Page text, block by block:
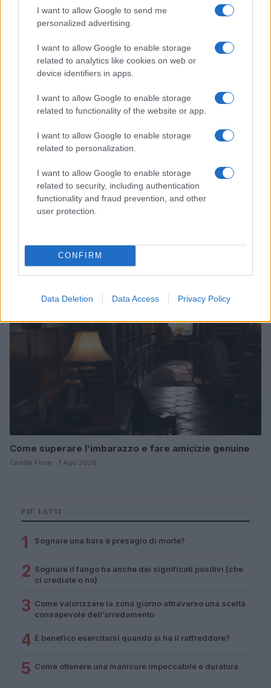
I want to allow Google to send me
personalized advertising.
I want to allow Google to enable storage
related to analytics like cookies on web or
device identifiers in apps.
I want to allow Google to enable storage
related to functionality of the website or app.
I want to allow Google to enable storage
related to personalization.
I want to allow Google to enable storage
related to security, including authentication
functionality and fraud prevention, and other
user protection.
CONFIRM
Data Deletion Data Access Privacy Policy
Le nuove Havaianas Kitten Heel debuttano a
Copenhagen: un mix di comfort e stile
BELLEZZA
Camilla Fiore · 7 Ago 2026
Come superare l’imbarazzo e fare amicizie genuine
Camilla Fiore · 7 Ago 2026
PIÙ LETTI
1 Sognare una bara è presagio di morte?
2 Sognare il fango ha anche dei significati positivi (che
ci crediate o no)
3 Come valorizzare la zona giorno attraverso una scelta
consapevole dell’arredamento
4 È benefico esercitarsi quando si ha il raffreddore?
5 Come ottenere una manicure impeccabile e duratura